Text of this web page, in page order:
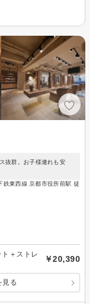
抜群。お子様連れも安
鉄東西線 京都市役所前駅 徒
＋ストレ
￥20,390
見る